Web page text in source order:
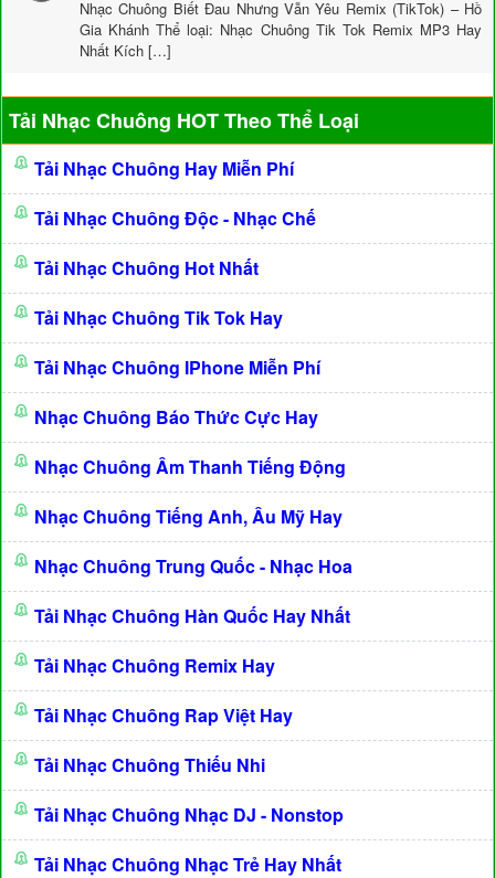
Nhạc Chuông Biết Đau Nhưng Vẫn Yêu Remix (TikTok) – Hồ
Gia Khánh Thể loại: Nhạc Chuông Tik Tok Remix MP3 Hay
Nhất Kích […]
Tải Nhạc Chuông HOT Theo Thể Loại
Tải Nhạc Chuông Hay Miễn Phí
Tải Nhạc Chuông Độc - Nhạc Chế
Tải Nhạc Chuông Hot Nhất
Tải Nhạc Chuông Tik Tok Hay
Tải Nhạc Chuông IPhone Miễn Phí
Nhạc Chuông Báo Thức Cực Hay
Nhạc Chuông Âm Thanh Tiếng Động
Nhạc Chuông Tiếng Anh, Âu Mỹ Hay
Nhạc Chuông Trung Quốc - Nhạc Hoa
Tải Nhạc Chuông Hàn Quốc Hay Nhất
Tải Nhạc Chuông Remix Hay
Tải Nhạc Chuông Rap Việt Hay
Tải Nhạc Chuông Thiếu Nhi
Tải Nhạc Chuông Nhạc DJ - Nonstop
Tải Nhạc Chuông Nhạc Trẻ Hay Nhất